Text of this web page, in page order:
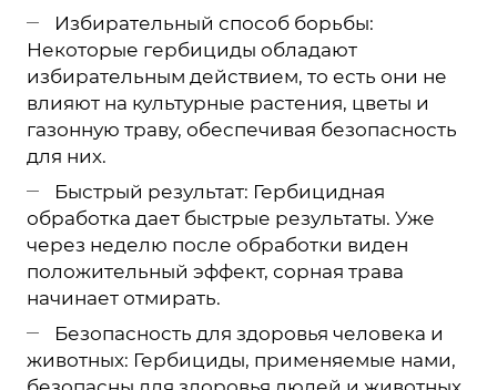
Избирательный способ борьбы:
Некоторые гербициды обладают
избирательным действием, то есть они не
влияют на культурные растения, цветы и
газонную траву, обеспечивая безопасность
для них.
Быстрый результат: Гербицидная
обработка дает быстрые результаты. Уже
через неделю после обработки виден
положительный эффект, сорная трава
начинает отмирать.
Безопасность для здоровья человека и
животных: Гербициды, применяемые нами,